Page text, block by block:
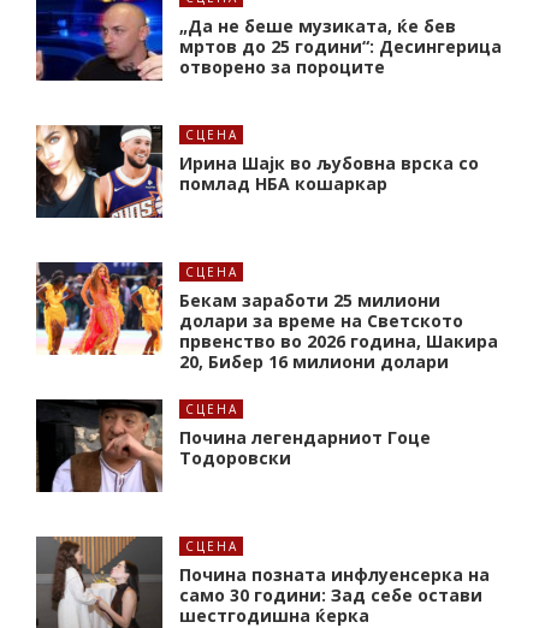
„Да не беше музиката, ќе бев
мртов до 25 години“: Десингерица
отворено за пороците
СЦЕНА
Ирина Шајк во љубовна врска со
помлад НБА кошаркар
СЦЕНА
Бекам заработи 25 милиони
долари за време на Светското
првенство во 2026 година, Шакира
20, Бибер 16 милиони долари
СЦЕНА
Почина легендарниот Гоце
Тодоровски
СЦЕНА
Почина позната инфлуенсерка на
само 30 години: Зад себе остави
шестгодишна ќерка